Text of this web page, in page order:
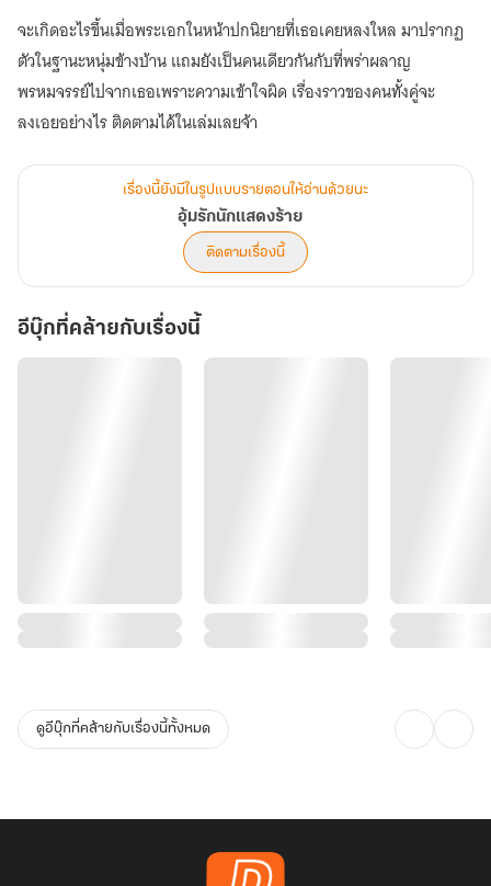
ร้าย
จะเกิดอะไรขึ้นเมื่อพระเอกในหน้าปกนิยายที่เธอเคยหลงใหล มาปรากฏ
ตัวในฐานะหนุ่มข้างบ้าน แถมยังเป็นคนเดียวกันกับที่พร่าผลาญ
พรหมจรรย์ไปจากเธอเพราะความเข้าใจผิด เรื่องราวของคนทั้งคู่จะ
ลงเอยอย่างไร ติดตามได้ในเล่มเลยจ้า
เรื่องนี้ยังมีในรูปแบบรายตอนให้อ่านด้วยนะ
อุ้มรักนักแสดงร้าย
ติดตามเรื่องนี้
อีบุ๊กที่คล้ายกับเรื่องนี้
ดูอีบุ๊กที่คล้ายกับเรื่องนี้ทั้งหมด